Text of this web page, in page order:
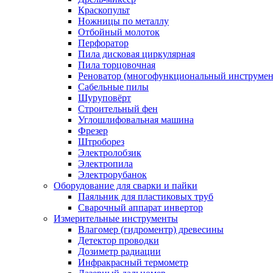
Краскопульт
Ножницы по металлу
Отбойный молоток
Перфоратор
Пила дисковая циркулярная
Пила торцовочная
Реноватор (многофункциональный
Сабельные пилы
Шуруповёрт
Строительный фен
Углошлифовальная машина
Фрезер
Штроборез
Электролобзик
Электропила
Электрорубанок
Оборудование для сварки и пайки
Паяльник для пластиковых труб
Сварочный аппарат инвертор
Измерительные инструменты
Влагомер (гидроментр) древесины
Детектор проводки
Дозиметр радиации
Инфракрасный термометр